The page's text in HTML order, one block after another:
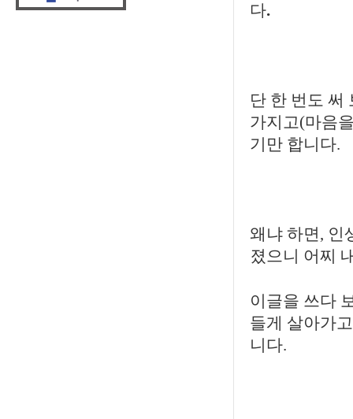
다.
단 한 번도 써
가지고(마음
기만 합니다.
왜냐 하면, 인
졌으니 어찌
이글을 쓰다
들게 살아가
니다.